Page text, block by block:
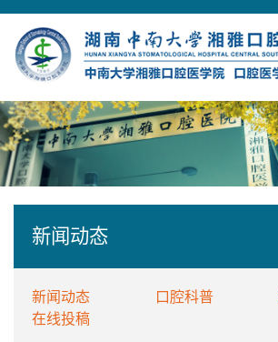
新闻动态
新闻动态 口腔科普
在线投稿